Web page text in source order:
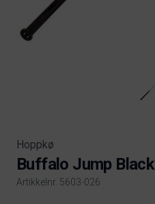
Hoppkø
Buffalo Jump Black
Artikkelnr. 5603-026